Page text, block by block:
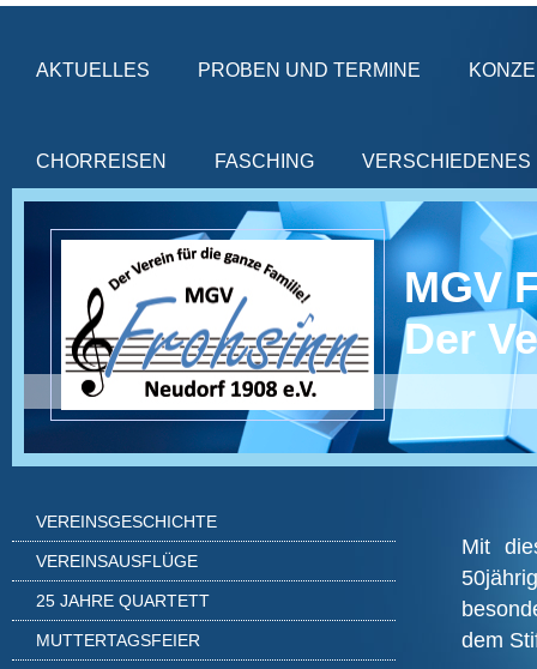
AKTUELLES PROBEN UND TERMINE
CHORREISEN FASCHING VERSCHIEDENES
MGV
Der
Mit
dem
VEREINSGESCHICHTE
VEREINSAUSFLÜGE
25 JAHRE QUARTETT
MUTTERTAGSFEIER